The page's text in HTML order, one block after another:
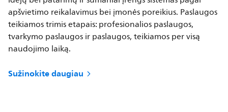
apšvietimo reikalavimus bei įmonės poreikius. Paslaugos
teikiamos trimis etapais: profesionalios paslaugos,
tvarkymo paslaugos ir paslaugos, teikiamos per visą
naudojimo laiką.
Sužinokite daugiau